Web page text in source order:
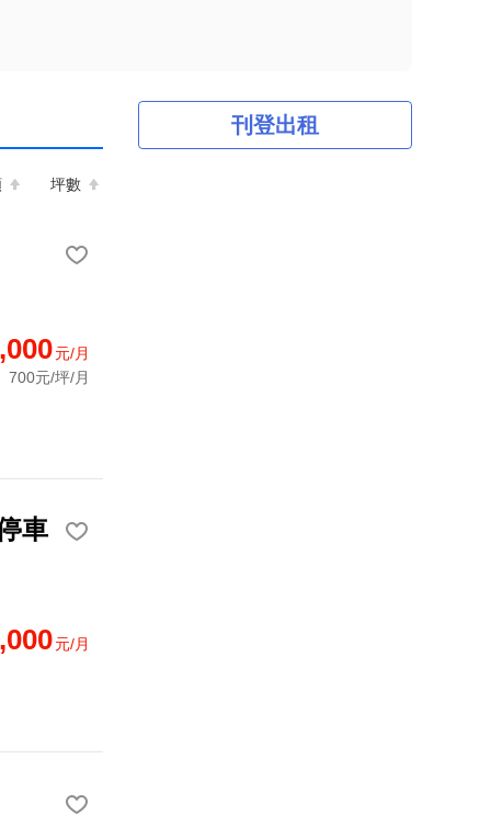
坪數
元/月
700元/坪/月
車
元/月
刊登出租